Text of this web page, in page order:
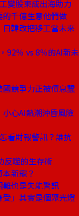
變股東成出海助力
千億生意他們做
韓改把移工當未來
92％ vs 8％的AI新未
競爭力正被債息蠶
心AI熱潮沖昏風險
看財報警訊？誰抗
反噬的生存術
新寵？
也是失能警訊
」其實是個聚光燈